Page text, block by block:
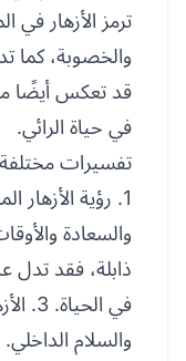
ترمز الأزهار في
والخصوبة، كما
قد تعكس أيضًا
في حياة الرائي.
تفسيرات مختلفة
1. رؤية الأزهار
ذابلة، فقد
في